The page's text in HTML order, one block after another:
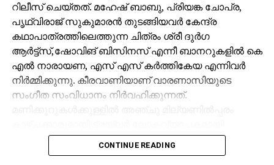
റിലീസ് ചെയ്തത്. മഹേഷ് ബാബു, പ്രിയങ്ക ചോപ്ര,
പൃഥ്വിരാജ് സുകുമാരൻ തുടങ്ങിയവർ കേന്ദ്ര
കഥാപാത്രത്തിലെത്തുന്ന ചിത്രം ശ്രീ ദുർഗ
ആർട്ട്സ്,ഷോവിങ് ബിസിനസ് എന്നീ ബാനറുകളിൽ കെ
എൽ നാരായണ, എസ് എസ് കർത്തികേയ എന്നിവർ
നിർമ്മിക്കുന്നു. കീരവാണിയാണ് വാരണാസിയുടെ
സംഗീത സംവിധാനം നിർവഹിക്കുന്നത്.
ട്രെൻഡിങ്ങിൽ മുന്നിലാണ്.CONTINUE READING